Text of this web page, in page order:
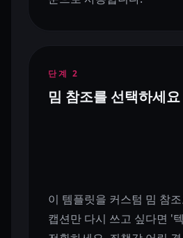
단계 2
밈 참조를 선택하세요
이 템플릿을 커스텀 밈 참
캡션만 다시 쓰고 싶다면 '